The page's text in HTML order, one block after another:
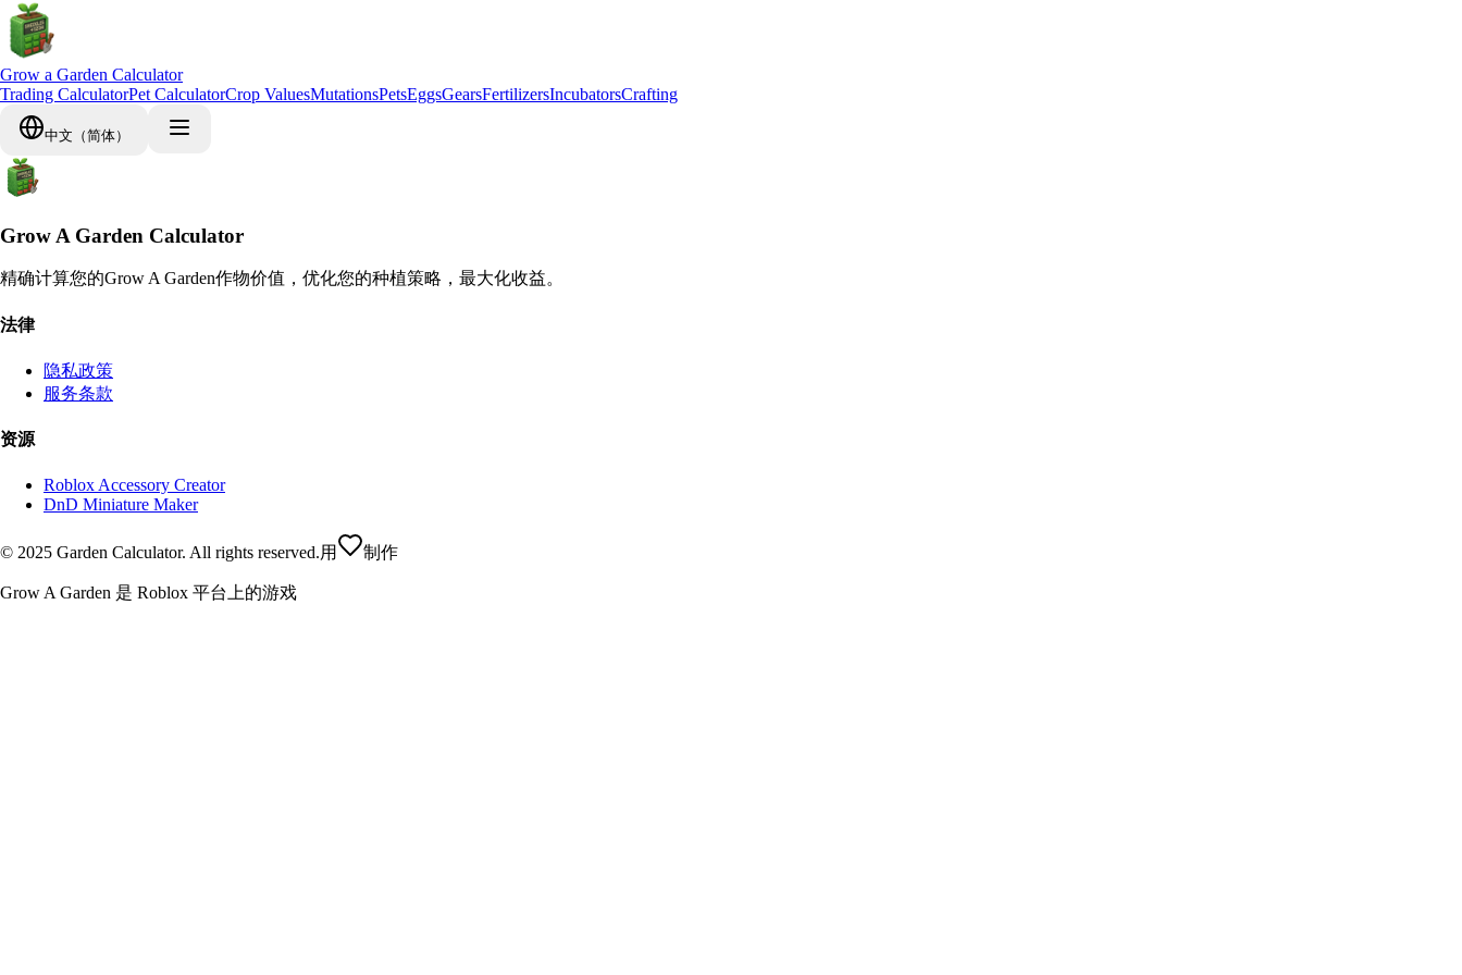
Grow a Garden Calculator
Trading CalculatorPet CalculatorCrop ValuesMutationsPetsEggsGearsFertilizersIncubatorsCrafting
中文（简体）
Grow A Garden Calculator
精确计算您的Grow A Garden作物价值，优化您的种植策略，最大化收益。
法律
隐私政策
服务条款
资源
Roblox Accessory Creator
DnD Miniature Maker
© 2025 Garden Calculator. All rights reserved.用 制作
Grow A Garden 是 Roblox 平台上的游戏